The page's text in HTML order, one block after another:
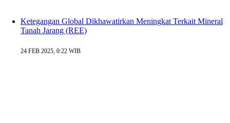
Ketegangan Global Dikhawatirkan Meningkat Terkait Mineral
Tanah Jarang (REE)
24 FEB 2025, 0:22 WIB